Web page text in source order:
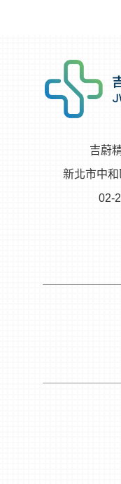
吉蔚
新北市中
02-